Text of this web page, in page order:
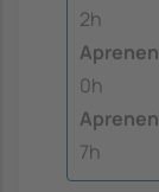
2h
0h
7h